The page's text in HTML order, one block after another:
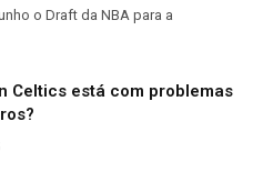
o Draft da NBA para a
Celtics está com problemas